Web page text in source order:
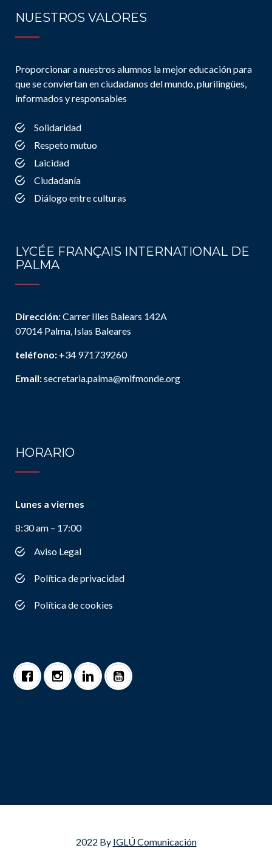
NUESTROS VALORES
Proporcionar a nuestros alumnos la mejor educación para
que se conviertan en ciudadanos del mundo, plurilingües,
informados y responsables
Solidaridad
Respeto mutuo
Laicidad
Ciudadanía
Diálogo entre culturas
LYCÉE FRANÇAIS INTERNATIONAL DE
PALMA
Dirección:Carrer Illes Balears 142A
07014 Palma, Islas Baleares
teléfono: +34 971739260
Email:secretaria.palma@mlfmonde.org
HORARIO
Lunes a viernes
8:30 am – 17:00
Aviso Legal
Política de privacidad
Política de cookies
2022 By IGLÚ Comunicación